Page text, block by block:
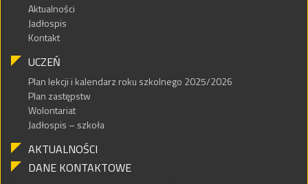
Aktualności
Jadłospis
Kontakt
UCZEŃ
Plan lekcji i kalendarz roku szkolnego 2025/2026
Plan zastępstw
Wolontariat
Jadłospis – szkoła
AKTUALNOŚCI
DANE KONTAKTOWE